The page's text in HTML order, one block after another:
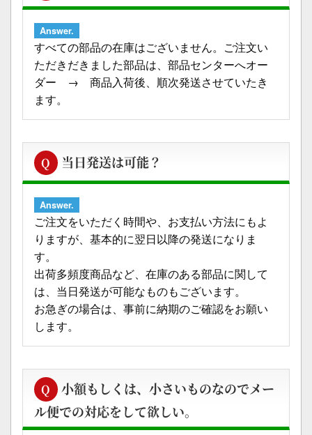
Answer.
すべての部品の在庫はございません。ご注文い
ただきだきました部品は、部品センターへオー
ダー → 商品入荷後、順次発送させていたき
ます。
Q 当日発送は可能？
Answer.
ご注文をいただく時間や、お支払い方法にもよ
りますが、基本的に翌日以降の発送になりま
す。
出荷多頻度商品など、在庫のある部品に関して
は、当日発送が可能なものもございます。
お急ぎの場合は、事前に納期のご確認をお願い
します。
Q 小額もしくは、小さいものなのでメー
ル便での対応をして欲しい。